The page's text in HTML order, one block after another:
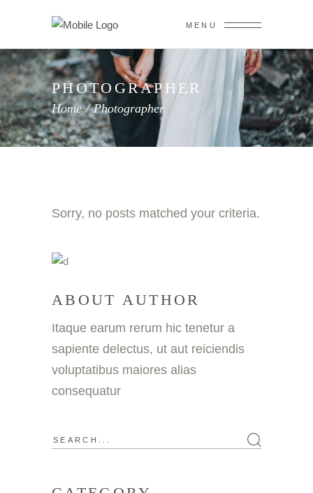
MENU
PHOTOGRAPHER
Home/Photographer
Sorry, no posts matched your criteria.
ABOUT AUTHOR
Itaque earum rerum hic tenetur a
sapiente delectus, ut aut reiciendis
voluptatibus maiores alias
consequatur
Search